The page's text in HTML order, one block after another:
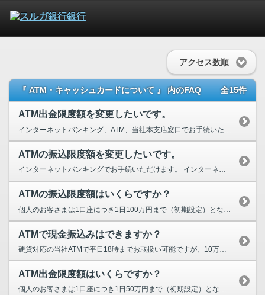
アクセス数順
『 ATM・キャッシュカードについて 』 内のFAQ 全15件
ATM出金限度額を変更したいです。
インターネットバンキング、ATM、当社本支店窓口でお手続いただけます。 インターネッ...
ATMの振込限度額を変更したいです。
インターネットバンキングでお手続いただけます。 インターネットバンキングの場合 ...
ATMの振込限度額はいくらですか？
ATMで現金振込みはできますか？
硬貨対応の当社ATMで平日18時までお取扱い可能ですが、10万円を超える金額はお振込みいただけ...
ATM出金限度額はいくらですか？
個人のお客さまは1口座につき1日50万円まで（初期設定）となります。 →70歳以上のお客さま...